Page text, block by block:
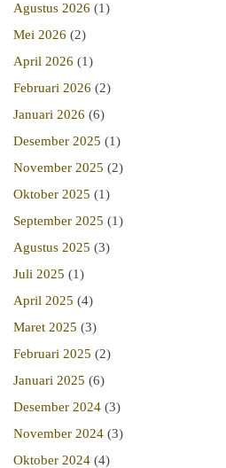
Agustus 2026 (1)
Mei 2026 (2)
April 2026 (1)
Februari 2026 (2)
Januari 2026 (6)
Desember 2025 (1)
November 2025 (2)
Oktober 2025 (1)
September 2025 (1)
Agustus 2025 (3)
Juli 2025 (1)
April 2025 (4)
Maret 2025 (3)
Februari 2025 (2)
Januari 2025 (6)
Desember 2024 (3)
November 2024 (3)
Oktober 2024 (4)